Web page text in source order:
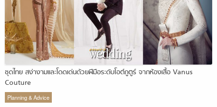
ชุดไทย สง่างามและโดดเด่นด้วยฝีมือระดับโอต์กูตูร์ จากห้องเสื้อ Vanus
Couture
Planning & Advice